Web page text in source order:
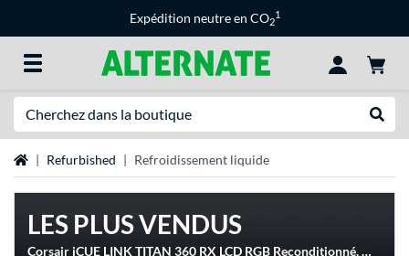
Expédition neutre en CO2
1
Page d'accueil
Refurbished Refroidissement liquide
LES PLUS VENDUS
Corsair iCUE LINK TITAN 360 RX LCD RGB Reconditionné, Watercooling